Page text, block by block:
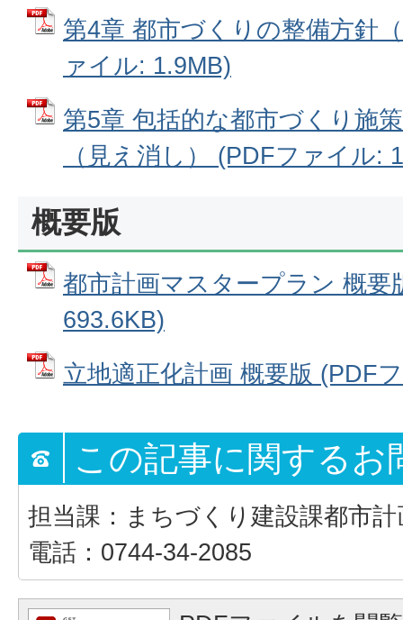
第4章 都市づくりの整備方針
ァイル: 1.9MB)
第5章 包括的な都市づくり施
（見え消し） (PDFファイル:
概要版
都市計画マスタープラン 概要
693.6KB)
立地適正化計画 概要版 (PDF
この記事に関するお
担当課：まちづくり建設課都市計
電話：0744-34-2085